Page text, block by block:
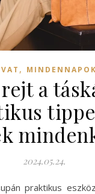
, MINDENNAPOK
a
2024.05.24.